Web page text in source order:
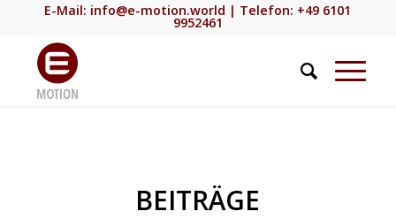
E-Mail: info@e-motion.world | Telefon: +49 6101
9952461
BEITRÄGE